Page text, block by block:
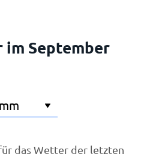
im September
das Wetter der letzten